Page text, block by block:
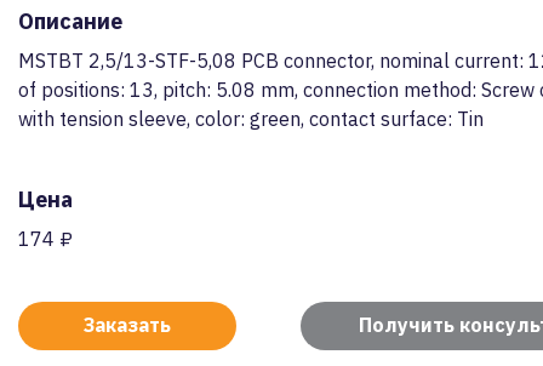
Описание
MSTBT 2,5/13-STF-5,08 PCB connector, nominal current:
of positions: 13, pitch: 5.08 mm, connection method: Screw
with tension sleeve, color: green, contact surface: Tin
Цена
174 ₽
Заказать Получить